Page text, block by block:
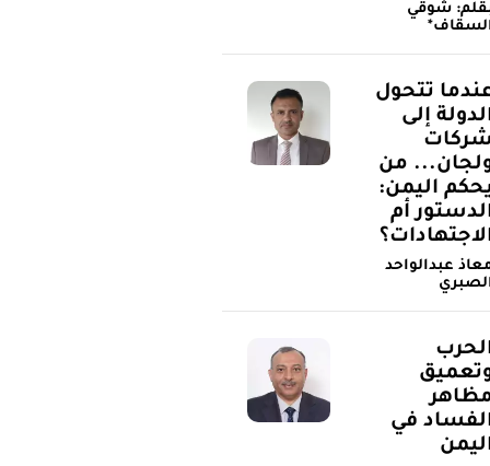
شوقي
تتحول
إلى
من
اليمن:
أم
عبدالواحد
في